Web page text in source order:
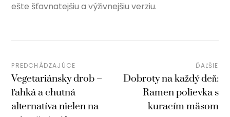
ešte šťavnatejšiu a výživnejšiu verziu.
PREDCHÁDZAJÚCE
Vegetariánsky drob –
ľahká a chutná
alternatíva nielen na
ĎAĽŠIE
Dobroty na každý deň:
Ramen polievka s
kuracím mäsom